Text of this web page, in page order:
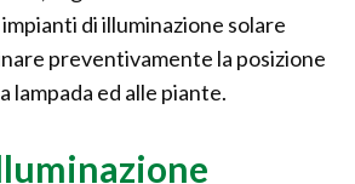
di illuminazione solare
preventivamente la posizione
lampada ed alle piante.